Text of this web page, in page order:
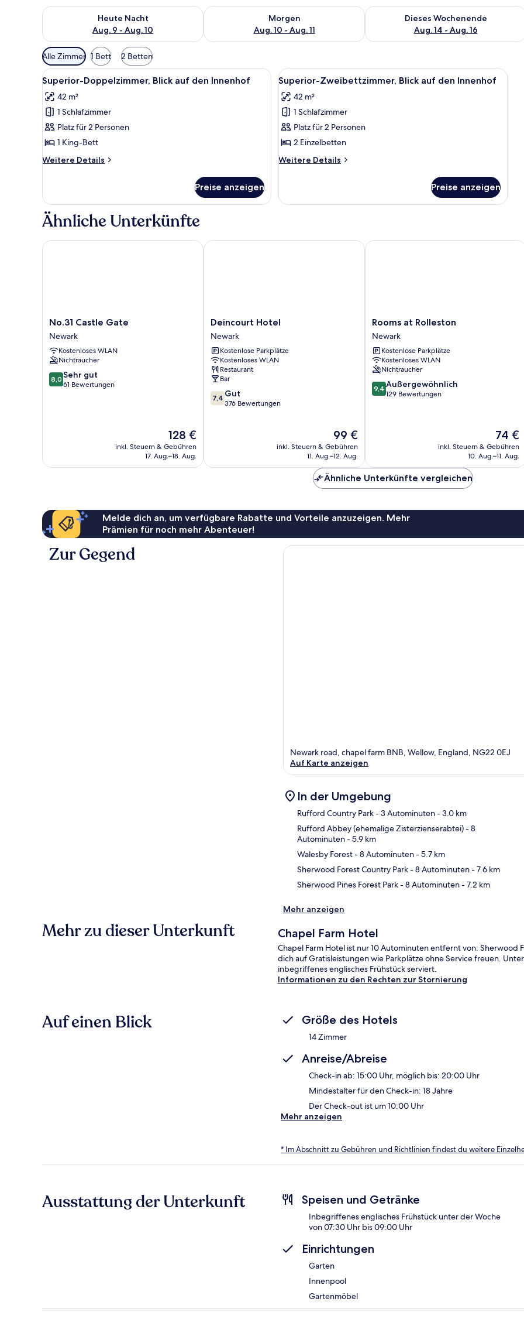
Heute Nacht
Aug. 9 - Aug. 10
Überprüfe die Verfügbarkeit für heute Nacht, Aug. 9 - Aug. 10.
Morgen
Aug. 10 - Aug. 11
Überprüfe die Verfügbarkeit für morgen, Aug. 10 - Aug. 11.
Dieses Wochenende
Aug. 14 - Aug. 16
Überprüfe die Verfügbarkeit für
Verfügbare
Filter
für
Zimmer
Alle Zimmer 1 Bett 2 Betten
Alle
Fotos
für
Superior-
Doppelzimmer,
Blick
auf
den
anzeigen
Ein Backsteinhaus mit Innenhof, einem spiegelnden Wasserspiel und einem Sonnenuntergangshimmel.
8
Superior-Doppelzimmer, Blick auf den Innenhof
42 m²
1 Schlafzimmer
Platz für 2 Personen
1 King-Bett
Weitere Details
Weitere
Doppelzimmer,
Blick
auf
Innenhof
Preise anzeigen
Alle
Fotos
für
Superior-
Zweibettzimmer,
Blick
auf
den
anzeigen
Ein Schlafzimmer mit zwei Betten,
8
Superior-Zweibettzimmer, Blick auf den Innenhof
42 m²
1 Schlafzimmer
Platz für 2 Personen
2 Einzelbetten
Weitere Details
Weitere
Zweibettzimmer,
Innenhof
Preise anzeigen
Ähnliche Unterkünfte
No.31
Castle
Gate
Newark
No.31 Castle Gate
Newark
Kostenloses WLAN
Nichtraucher
8.0
von
8,0 Sehr gut
61 Bewertungen
Der
Preis
beträgt
128 €
inkl. Steuern & Gebühren
17. Aug.–18. Aug.
No.31 Castle Gate
Deincourt
Hotel
Newark
Deincourt Hotel
Newark
Kostenlose Parkplätze
Kostenloses WLAN
Restaurant
Bar
7.4
von
7,4 Gut
376 Bewertungen
Der
Preis
beträgt
99 €
inkl. Steuern & Gebühren
11. Aug.–12. Aug.
Deincourt Hotel
Rooms
at
Rolleston
Newark
Rooms at Rolleston
Newark
Kostenlose Parkplätze
Kostenloses WLAN
Nichtraucher
9.4
von
9,4 Außergewöhnlich
129 Bewertungen
Der
Preis
beträgt
74 €
inkl. Steuern & Gebühren
10. Aug.–11. Aug.
Rooms at Rolleston
Ähnliche Unterkünfte vergleichen
Melde dich an, um verfügbare Rabatte und Vorteile anzuzeigen. Mehr
Prämien für noch mehr Abenteuer!
Zur Gegend
Newark road, chapel farm BNB, Wellow, England, NG22 0EJ
Auf Karte anzeigen
In der Umgebung
Rufford Country Park- 3 Autominuten- 3.0 km
Rufford Abbey (ehemalige Zisterzienserabtei)- 8
Autominuten- 5.9 km
Walesby Forest- 8 Autominuten- 5.7 km
Sherwood Forest Country Park- 8 Autominuten- 7.6 km
Sherwood Pines Forest Park- 8 Autominuten- 7.2 km
Mehr anzeigen
Mehr zu dieser Unterkunft Chapel Farm Hotel
Chapel Farm Hotel ist nur 10 Autominuten entfernt von: Sherwood
dich auf Gratisleistungen wie Parkplätze ohne Service freuen.
inbegriffenes englisches Frühstück serviert.
Informationen zu den Rechten zur Stornierung
Auf einen Blick Größe des Hotels
14 Zimmer
Anreise/Abreise
Check-in ab: 15:00 Uhr, möglich bis: 20:00 Uhr
Mindestalter für den Check-in: 18 Jahre
Der Check-out ist um 10:00 Uhr
Mehr anzeigen
* Im Abschnitt zu Gebühren und Richtlinien findest du weitere
Ausstattung der Unterkunft Speisen und Getränke
Inbegriffenes englisches Frühstück unter der Woche
von 07:30 Uhr bis 09:00 Uhr
Einrichtungen
Garten
Innenpool
Gartenmöbel